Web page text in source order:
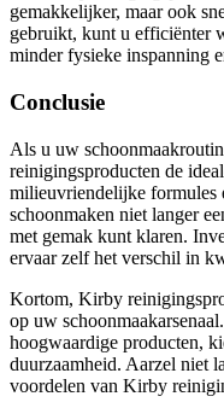
gemakkelijker, maar ook
gebruikt, kunt u efficiënter
minder fysieke inspanning
Conclusie
Als u uw
reinigingsproducten de
milieuvriendelijke formules
schoonmaken niet langer
met gemak kunt klaren.
ervaar zelf het verschil in
Kortom, Kirby
op uw
hoogwaardige producten,
duurzaamheid. Aarzel niet
voordelen van Kirby